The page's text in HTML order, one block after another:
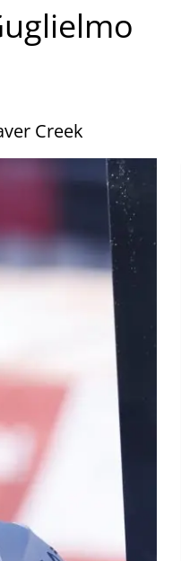
Creek